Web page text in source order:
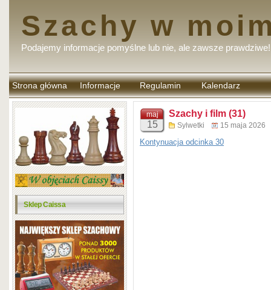
Szachy w
Podajemy informacje pomyślne lub nie, ale zawsze prawdziwe!
Strona główna Informacje Regulamin
komentarzy
Kalendarz
Sklep Caissa
maj
15
Szachy i film (31)
Sylwetki 15 maja 2026
Kontynuacja odcinka 30